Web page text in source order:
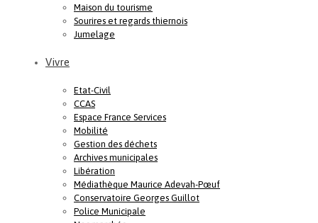
Maison du tourisme
Sourires et regards thiernois
Jumelage
Vivre
Etat-Civil
CCAS
Espace France Services
Mobilité
Gestion des déchets
Archives municipales
Libération
Médiathèque Maurice Adevah-Pœuf
Conservatoire Georges Guillot
Police Municipale